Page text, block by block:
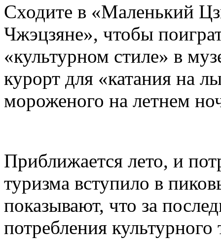
Сходите в «Маленький
Чжэцзяне», чтобы
«культурном стиле» в
курорт для «катания на
мороженого на летнем
Приближается лето, и
туризма вступило в
показывают, что за
потребления